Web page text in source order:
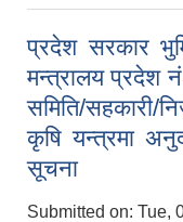
प्रदेश सरकार
मन्त्रालय प्रदेश
समिति/सहकारी/
कृषि यन्त्रमा
सूचना
Submitted on: Tue,